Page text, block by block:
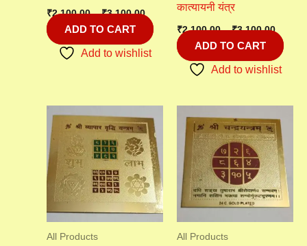
₹2,100.00 – ₹3,100.00
ADD TO CART
Add to wishlist
कात्यायनी यंत्र
₹2,100.00 – ₹3,100.00
ADD TO CART
Add to wishlist
All Products
range:
₹1,100.00
through
₹3,100.00
All Products
range: